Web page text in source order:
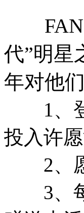
FANS
代”明星
年对他
1、登
投入许愿
2、愿
3、每